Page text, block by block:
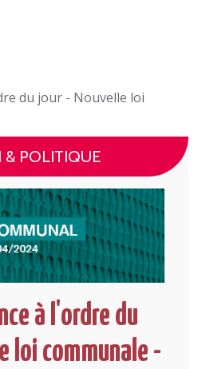
du jour - Nouvelle loi
& POLITIQUE
à l'ordre du
loi communale -